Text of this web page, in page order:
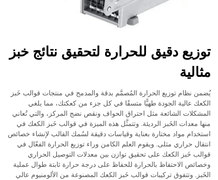
توزيع دقيق للحرارة لتحقيق نتائج خبز
مثالية
يُضمن نظام توزيع الحرارة المُصمَّم بدقة والمدمج في منتجات قوالب خَبز
الكعك عالية الجودة طهيًّا متسقًا في كل جزء من كعكتك، مما يلغي
المشكلات الشائعة مثل احتراق الحواف ونقص نضج المركز، والتي تُعاني
منها معدات الخَبز الرديئة. وتتمثَّل هذه الميزة في قوالب خَبز الكعك في
استخدام مواد مختارة بعناية وقياسات دقيقة لسُمك القالب لإنشاء خصائص
انتقال حراري مثلى. ويقوم العلم الكامن وراء توزيع الحرارة الفعّال في
قوالب خَبز الكعك على تحقيق توازن بين معدلات التوصيل الحراري
وخصائص الاحتفاظ بالحرارة للحفاظ على درجة حرارة ثابتة طوال عملية
الخَبز. وتتفوق تركيبات قوالب خَبز الكعك المصنوعة من الألومنيوم عالي